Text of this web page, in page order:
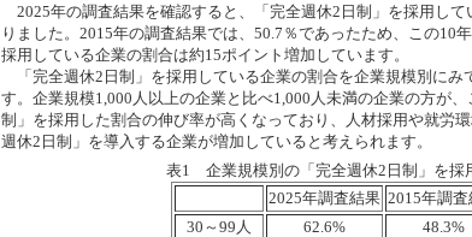
2025年の調査結果を確認すると、「完全週休2日制」を採用して
りました。2015年の調査結果では、50.7％であったため、この10
採用している企業の割合は約15ポイント増加しています。
「完全週休2日制」を採用している企業の割合を企業規模別にみ
す。企業規模1,000人以上の企業と比べ1,000人未満の企業の方が
制」を採用した割合の伸び率が高くなっており、人材採用や就労
週休2日制」を導入する企業が増加していると考えられます。
表1 企業規模別の「完全週休2日制」を採
2025年調査結果 2015年調査
30～99人
62.6%
48.3%